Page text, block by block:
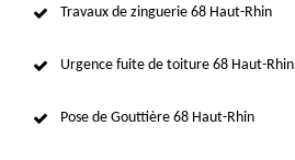
Travaux de zinguerie 68 Haut-Rhin
Urgence fuite de toiture 68 Haut-Rhin
Pose de Gouttière 68 Haut-Rhin